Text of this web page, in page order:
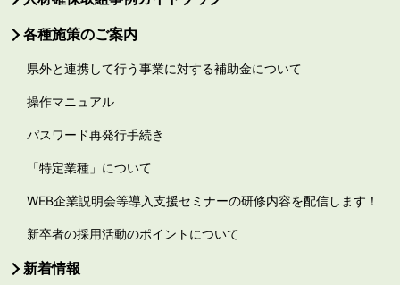
各種施策のご案内
県外と連携して行う事業に対する補助金について
操作マニュアル
パスワード再発行手続き
「特定業種」について
WEB企業説明会等導入支援セミナーの研修内容を配信します！
新卒者の採用活動のポイントについて
新着情報